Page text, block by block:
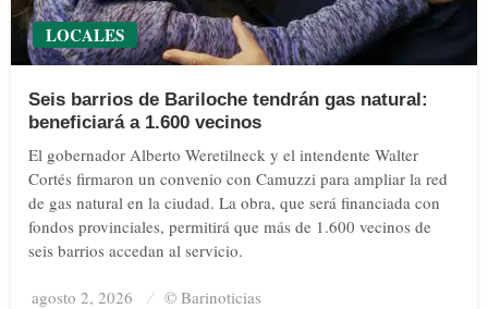
LOCALES
Seis barrios de Bariloche tendrán gas natural:
beneficiará a 1.600 vecinos
El gobernador Alberto Weretilneck y el intendente Walter
Cortés firmaron un convenio con Camuzzi para ampliar la red
de gas natural en la ciudad. La obra, que será financiada con
fondos provinciales, permitirá que más de 1.600 vecinos de
seis barrios accedan al servicio.
Posted
agosto 2, 2026 © Barinoticias